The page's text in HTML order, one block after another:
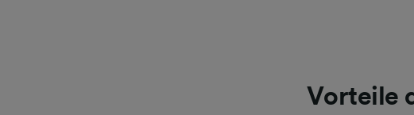
Vorteile